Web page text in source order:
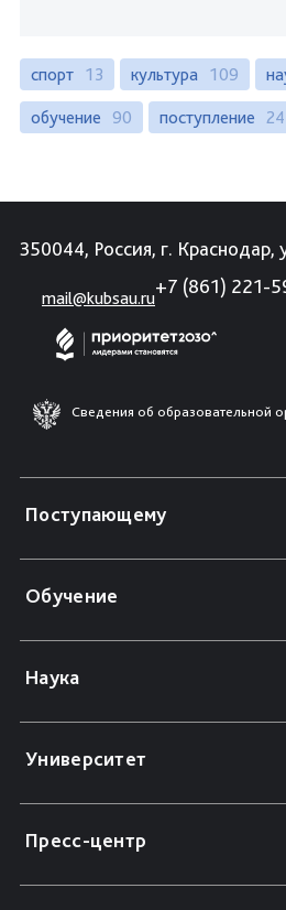
спорт 13 культура 109
обучение 90 поступление 24
350044, Россия, г. Краснодар,
mail@kubsau.ru
+7 (861) 221-
Сведения об образовательной
Поступающему
Обучение
Наука
Университет
Пресс-центр